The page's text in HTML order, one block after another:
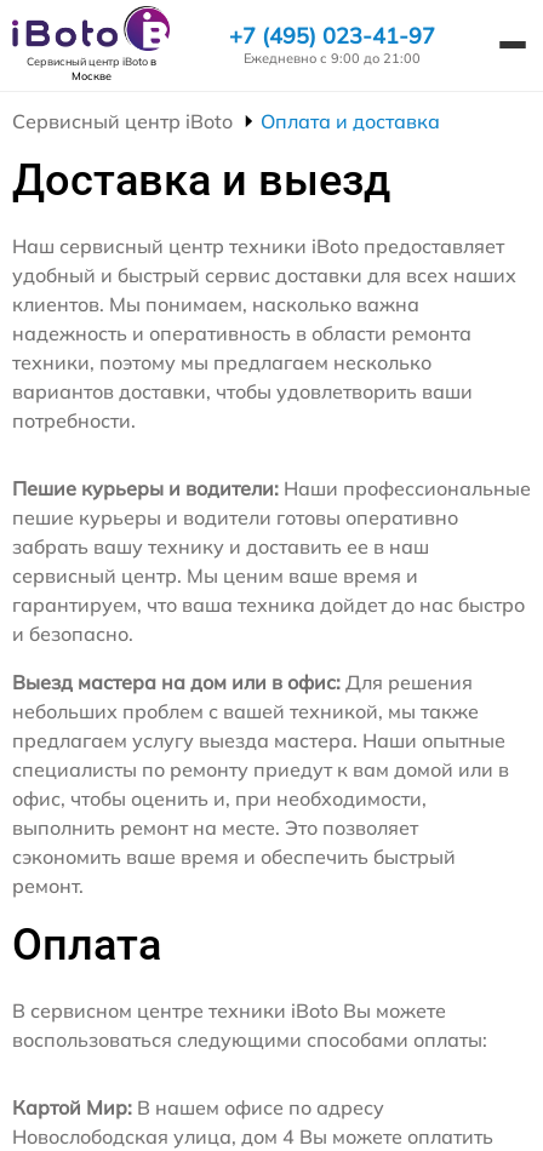
Сервисный центр iBotoв
Москве
+7 (495) 023-41-97
Ежедневно с 9:00 до 21:00
Сервисный центр iBoto Оплата и доставка
Доставка и выезд
Наш сервисный центр техники iBoto предоставляет
удобный и быстрый сервис доставки для всех наших
клиентов. Мы понимаем, насколько важна
надежность и оперативность в области ремонта
техники, поэтому мы предлагаем несколько
вариантов доставки, чтобы удовлетворить ваши
потребности.
Пешие курьеры и водители: Наши профессиональные
пешие курьеры и водители готовы оперативно
забрать вашу технику и доставить ее в наш
сервисный центр. Мы ценим ваше время и
гарантируем, что ваша техника дойдет до нас быстро
и безопасно.
Выезд мастера на дом или в офис: Для решения
небольших проблем с вашей техникой, мы также
предлагаем услугу выезда мастера. Наши опытные
специалисты по ремонту приедут к вам домой или в
офис, чтобы оценить и, при необходимости,
выполнить ремонт на месте. Это позволяет
сэкономить ваше время и обеспечить быстрый
ремонт.
Оплата
В сервисном центре техники iBoto Вы можете
воспользоваться следующими способами оплаты:
Картой Мир: В нашем офисе по адресу
Новослободская улица, дом 4 Вы можете оплатить